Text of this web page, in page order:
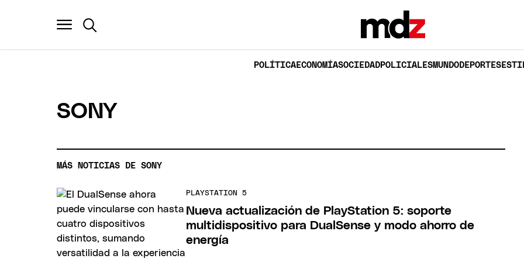
POLÍTICAECONOMÍASOCIEDADPOLICIALESMUNDODEPORTES
SONY
MÁS NOTICIAS DE SONY
PLAYSTATION 5
Nueva actualización de PlayStation 5: soporte
multidispositivo para DualSense y modo ahorro de
energía